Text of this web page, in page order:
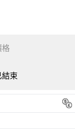
格
結束